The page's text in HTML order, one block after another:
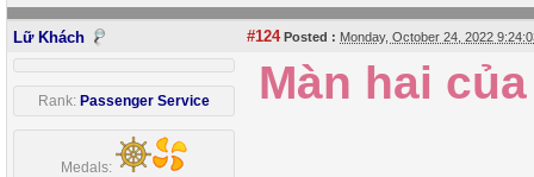
Lữ Khách #124Posted : Monday, October 24, 2022
Rank: Passenger Service
Medals:
Màn hai